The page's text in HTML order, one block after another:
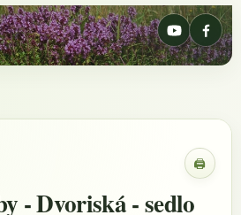
🖨
- Dvoriská - sedlo